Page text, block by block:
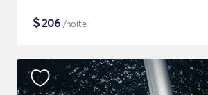
$206 /noite